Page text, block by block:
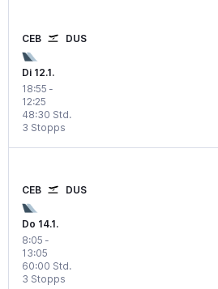
CEB DUS
Di 12.1.
18:55 -
12:25
3 Stopps
48:30 Std.
CEB DUS
Do 14.1.
8:05 -
13:05
3 Stopps
60:00 Std.